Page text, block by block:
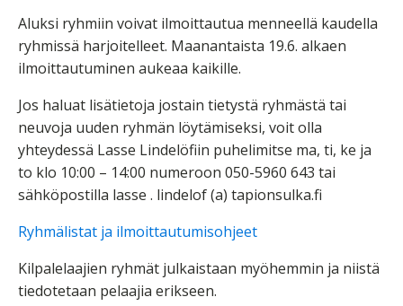
Aluksi ryhmiin voivat ilmoittautua menneellä kaudella
ryhmissä harjoitelleet. Maanantaista 19.6. alkaen
ilmoittautuminen aukeaa kaikille.
Jos haluat lisätietoja jostain tietystä ryhmästä tai
neuvoja uuden ryhmän löytämiseksi, voit olla
yhteydessä Lasse Lindelöfiin puhelimitse ma, ti, ke ja
to klo 10:00 – 14:00 numeroon 050-5960 643 tai
sähköpostilla lasse . lindelof (a) tapionsulka.fi
Ryhmälistat ja ilmoittautumisohjeet
Kilpalelaajien ryhmät julkaistaan myöhemmin ja niistä
tiedotetaan pelaajia erikseen.